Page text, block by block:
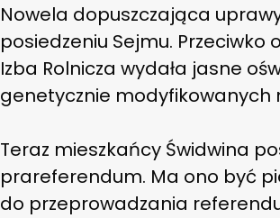
Nowela dopuszczająca
posiedzeniu Sejmu.
Izba Rolnicza wydała jasne
genetycznie modyfikowanych
Teraz mieszkańcy Świdwina
prareferendum. Ma ono być
do przeprowadzania